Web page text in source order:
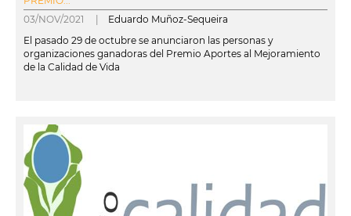
03/NOV/2021 | Eduardo Muñoz-Sequeira
El pasado 29 de octubre se anunciaron las personas y
organizaciones ganadoras del Premio Aportes al Mejoramiento
de la Calidad de Vida